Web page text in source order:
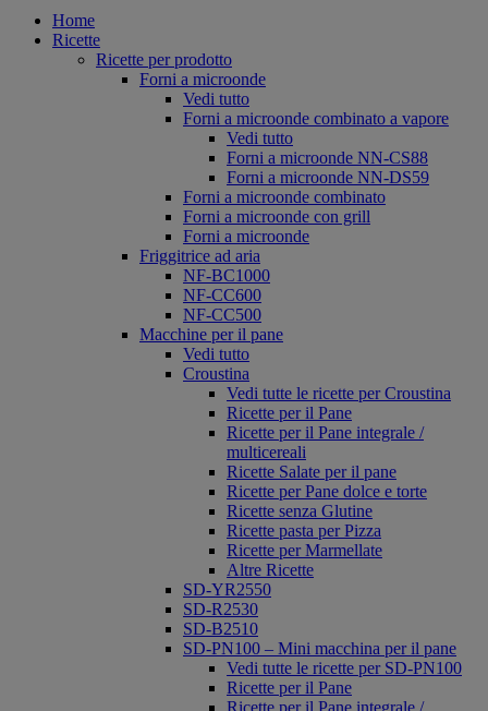
Home
Ricette
Ricette per prodotto
Forni a microonde
Vedi tutto
Forni a microonde combinato a vapore
Vedi tutto
Forni a microonde NN-CS88
Forni a microonde NN-DS59
Forni a microonde combinato
Forni a microonde con grill
Forni a microonde
Friggitrice ad aria
NF-BC1000
NF-CC600
NF-CC500
Macchine per il pane
Vedi tutto
Croustina
Vedi tutte le ricette per Croustina
Ricette per il Pane
Ricette per il Pane integrale /
multicereali
Ricette Salate per il pane
Ricette per Pane dolce e torte
Ricette senza Glutine
Ricette pasta per Pizza
Ricette per Marmellate
Altre Ricette
SD-YR2550
SD-R2530
SD-B2510
SD-PN100 – Mini macchina per il pane
Vedi tutte le ricette per SD-PN100
Ricette per il Pane
Ricette per il Pane integrale /